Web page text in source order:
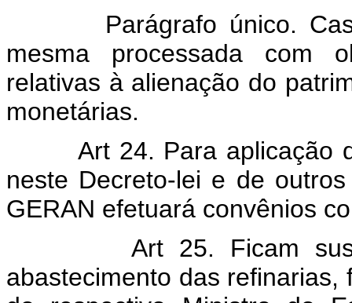
Parágrafo único. Caso
mesma processada com
relativas à alienação do
monetárias.
Art 24. Para aplicação
neste Decreto-lei e de
GERAN efetuará convênios
Art 25. Ficam
abastecimento das